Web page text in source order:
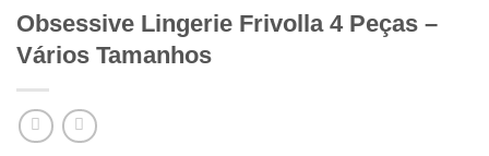
Obsessive Lingerie Frivolla 4 Peças –
Vários Tamanhos